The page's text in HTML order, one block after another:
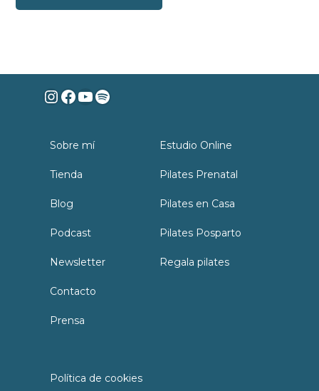
Instagram
Facebook
YouTube
Spotify
Sobre mí
Tienda
Blog
Podcast
Newsletter
Contacto
Prensa
Estudio Online
Pilates Prenatal
Pilates en Casa
Pilates Posparto
Regala pilates
Política de cookies